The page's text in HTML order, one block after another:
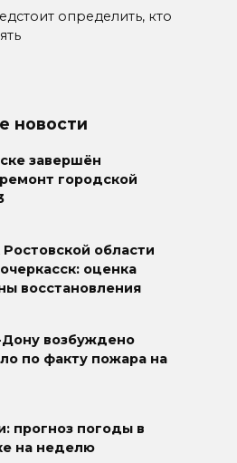
определить, кто
новости
завершён
городской
области
оценка
восстановления
возбуждено
по факту пожара на
прогноз погоды в
на неделю